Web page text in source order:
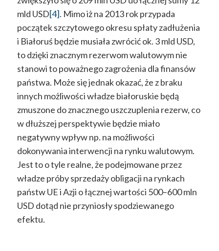
mld USD[4]. Mimo iż na 2013 rok przypada
początek szczytowego okresu spłaty zadłużenia
i Białoruś będzie musiała zwrócić ok. 3 mld USD,
to dzięki znacznym rezerwom walutowym nie
stanowi to poważnego zagrożenia dla finansów
państwa. Może się jednak okazać, że z braku
innych możliwości władze białoruskie będą
zmuszone do znacznego uszczuplenia rezerw, co
w dłuższej perspektywie będzie miało
negatywny wpływ np. na możliwości
dokonywania interwencji na rynku walutowym.
Jest to o tyle realne, że podejmowane przez
władze próby sprzedaży obligacji na rynkach
państw UE i Azji o łącznej wartości 500–600 mln
USD dotąd nie przyniosły spodziewanego
efektu.